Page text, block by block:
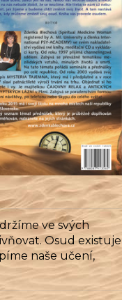
ve svých
Osud existuje
naše učení,